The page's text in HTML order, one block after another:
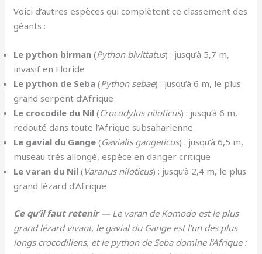
Voici d’autres espèces qui complètent ce classement des
géants :
Le python birman (Python bivittatus) : jusqu’à 5,7 m,
invasif en Floride
Le python de Seba (Python sebae) : jusqu’à 6 m, le plus
grand serpent d’Afrique
Le crocodile du Nil (Crocodylus niloticus) : jusqu’à 6 m,
redouté dans toute l’Afrique subsaharienne
Le gavial du Gange (Gavialis gangeticus) : jusqu’à 6,5 m,
museau très allongé, espèce en danger critique
Le varan du Nil (Varanus niloticus) : jusqu’à 2,4 m, le plus
grand lézard d’Afrique
Ce qu’il faut retenir— Le varan de Komodo est le plus
grand lézard vivant, le gavial du Gange est l’un des plus
longs crocodiliens, et le python de Seba domine l’Afrique :